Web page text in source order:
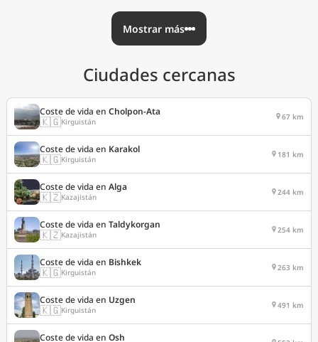
Mostrar más
Ciudades cercanas
Coste de vida en Cholpon-Ata
🇰🇬Kirguistán 67 km
Coste de vida en Karakol
🇰🇬Kirguistán 181 km
Coste de vida en Alga
🇰🇿Kazajistán 244 km
Coste de vida en Taldykorgan
🇰🇿Kazajistán 254 km
Coste de vida en Bishkek
🇰🇬Kirguistán 263 km
Coste de vida en Uzgen
🇰🇬Kirguistán 491 km
Coste de vida en Osh